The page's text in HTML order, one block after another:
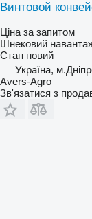
Винтовой
Ціна за запитом
Шнековий
Стан новий
Україна,
Avers-Agro
Зв'язатися з